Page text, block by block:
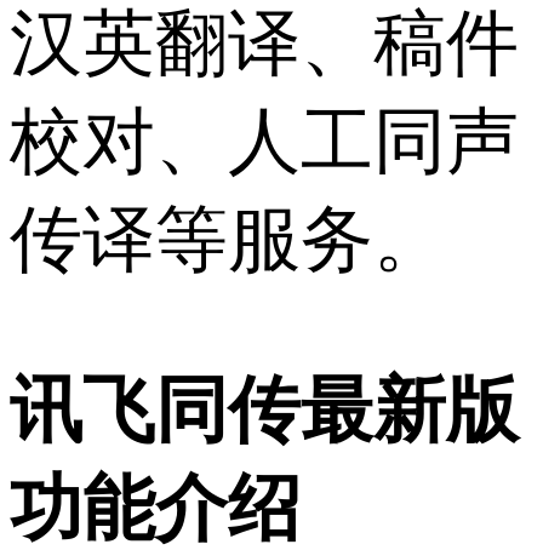
汉英翻译、稿件
校对、人工同声
传译等服务。
讯飞同传最新版
功能介绍